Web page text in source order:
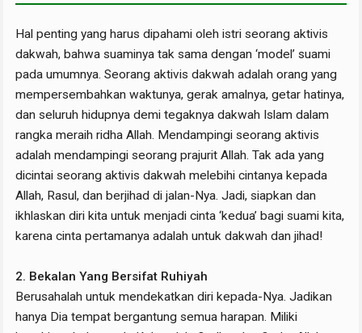
Hal penting yang harus dipahami oleh istri seorang aktivis
dakwah, bahwa suaminya tak sama dengan ‘model’ suami
pada umumnya. Seorang aktivis dakwah adalah orang yang
mempersembahkan waktunya, gerak amalnya, getar hatinya,
dan seluruh hidupnya demi tegaknya dakwah Islam dalam
rangka meraih ridha Allah. Mendampingi seorang aktivis
adalah mendampingi seorang prajurit Allah. Tak ada yang
dicintai seorang aktivis dakwah melebihi cintanya kepada
Allah, Rasul, dan berjihad di jalan-Nya. Jadi, siapkan dan
ikhlaskan diri kita untuk menjadi cinta ‘kedua’ bagi suami kita,
karena cinta pertamanya adalah untuk dakwah dan jihad!
2. Bekalan Yang Bersifat Ruhiyah
Berusahalah untuk mendekatkan diri kepada-Nya. Jadikan
hanya Dia tempat bergantung semua harapan. Miliki